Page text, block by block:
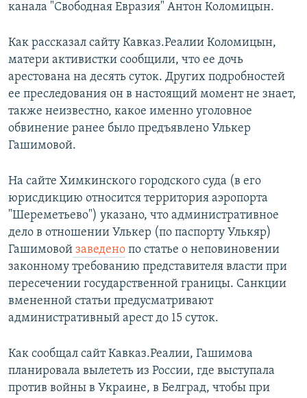
канала "Свободная Евразия" Антон Коломицын.
Как рассказал сайту Кавказ.Реалии Коломицын,
матери активистки сообщили, что ее дочь
арестована на десять суток. Других подробностей
ее преследования он в настоящий момент не знает,
также неизвестно, какое именно уголовное
обвинение ранее было предъявлено Улькер
Гашимовой.
На сайте Химкинского городского суда (в его
юрисдикцию относится территория аэропорта
"Шереметьево") указано, что административное
дело в отношении Улькер (по паспорту Улькяр)
Гашимовой заведено по статье о неповиновении
законному требованию представителя власти при
пересечении государственной границы. Санкции
вмененной статьи предусматривают
административный арест до 15 суток.
Как сообщал сайт Кавказ.Реалии, Гашимова
планировала вылететь из России, где выступала
против войны в Украине, в Белград, чтобы при